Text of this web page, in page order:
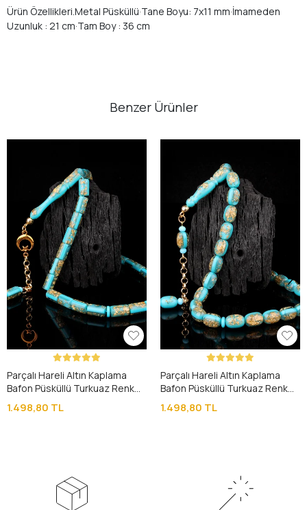
Ürün Özellikleri.Metal Püsküllü·Tane Boyu: 7x11 mm·İmameden
Uzunluk : 21 cm·Tam Boy : 36 cm
Benzer Ürünler
Parçalı Hareli Altın Kaplama
Bafon Püsküllü Turkuaz Renk
Sıkma Kehribar Tesbih
1.498,80 TL
Parçalı Hareli Altın Kaplama
Bafon Püsküllü Turkuaz Renk
Sıkma Kehribar Tesbih
1.498,80 TL